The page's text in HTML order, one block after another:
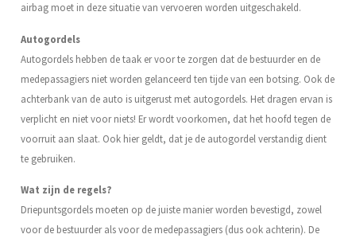
airbag moet in deze situatie van vervoeren worden uitgeschakeld.
Autogordels
Autogordels hebben de taak er voor te zorgen dat de bestuurder en de
medepassagiers niet worden gelanceerd ten tijde van een botsing. Ook de
achterbank van de auto is uitgerust met autogordels. Het dragen ervan is
verplicht en niet voor niets! Er wordt voorkomen, dat het hoofd tegen de
voorruit aan slaat. Ook hier geldt, dat je de autogordel verstandig dient
te gebruiken.
Wat zijn de regels?
Driepuntsgordels moeten op de juiste manier worden bevestigd, zowel
voor de bestuurder als voor de medepassagiers (dus ook achterin). De